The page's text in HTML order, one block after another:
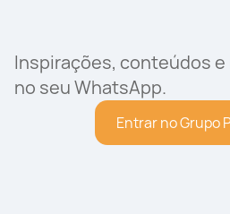
Inspirações, conteúdos
no seu WhatsApp.
Entrar no Grupo